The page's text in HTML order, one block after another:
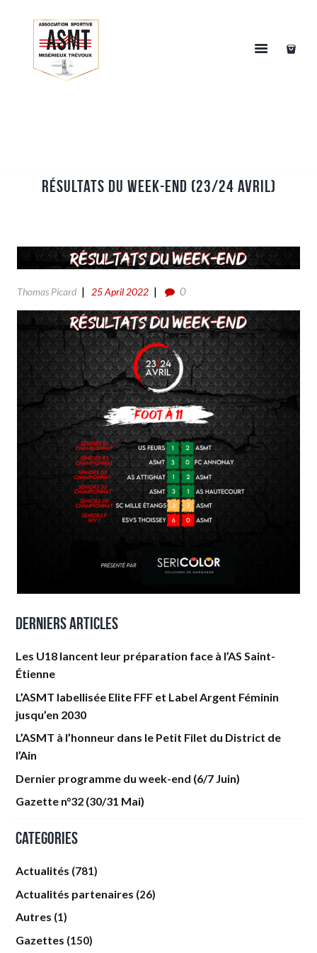
Résultats du week-end (23/24 Avril)
Thomas Picard 25 April 2022 0
Derniers articles
Les U18 lancent leur préparation face à l’AS Saint-
Étienne
L’ASMT labellisée Elite FFF et Label Argent Féminin
jusqu’en 2030
L’ASMT à l’honneur dans le Petit Filet du District de
l’Ain
Dernier programme du week-end (6/7 Juin)
Gazette n°32 (30/31 Mai)
Categories
Actualités (781)
Actualités partenaires (26)
Autres (1)
Gazettes (150)